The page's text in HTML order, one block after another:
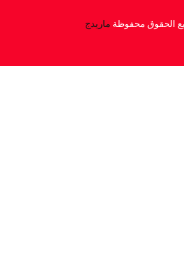
ماريدج